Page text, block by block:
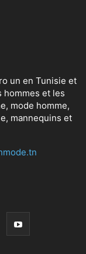
un en Tunisie et
hommes et les
mode homme,
mannequins et